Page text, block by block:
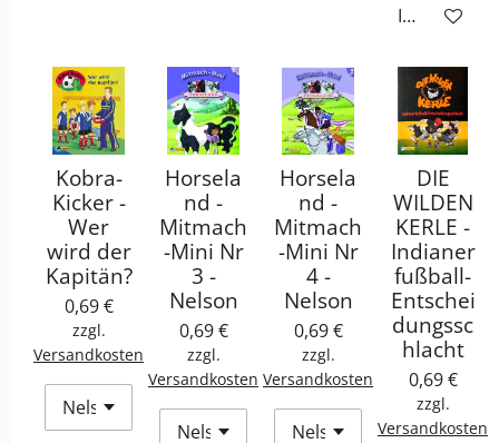
In den
Kobra-
Kicker -
Wer
wird der
Kapitän?
0,69 €
zzgl.
Versandkosten
Horsela
nd -
Mitmach
-Mini Nr
3 -
Nelson
0,69 €
zzgl.
Versandkosten
Horsela
nd -
Mitmach
-Mini Nr
4 -
Nelson
0,69 €
zzgl.
Versandkosten
DIE
WILDEN
KERLE -
Indianer
fußball-
Entschei
dungssc
hlacht
0,69 €
zzgl.
Versandkosten